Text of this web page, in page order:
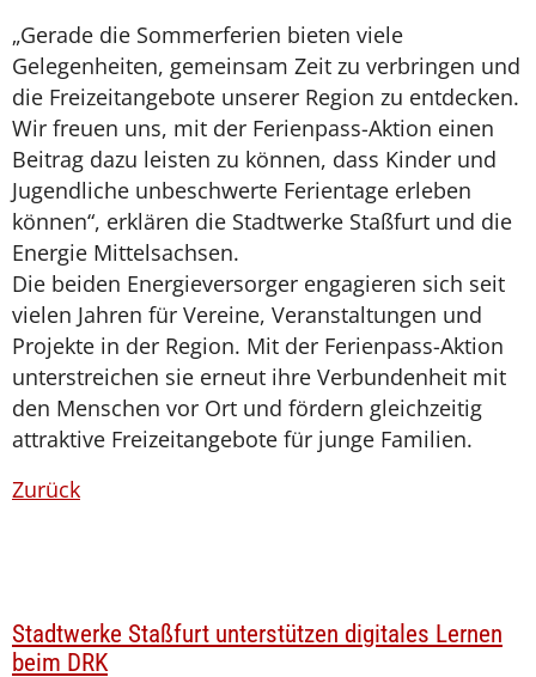
„Gerade die Sommerferien bieten viele
Gelegenheiten, gemeinsam Zeit zu verbringen und
die Freizeitangebote unserer Region zu entdecken.
Wir freuen uns, mit der Ferienpass-Aktion einen
Beitrag dazu leisten zu können, dass Kinder und
Jugendliche unbeschwerte Ferientage erleben
können“, erklären die Stadtwerke Staßfurt und die
Energie Mittelsachsen.
Die beiden Energieversorger engagieren sich seit
vielen Jahren für Vereine, Veranstaltungen und
Projekte in der Region. Mit der Ferienpass-Aktion
unterstreichen sie erneut ihre Verbundenheit mit
den Menschen vor Ort und fördern gleichzeitig
attraktive Freizeitangebote für junge Familien.
Zurück
Stadtwerke Staßfurt unterstützen digitales Lernen
beim DRK